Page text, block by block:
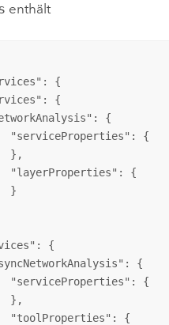
enthält
": {
": {
": {
"
serviceProperties": {
},
"
layerProperties": {
}
": {
": {
"
serviceProperties": {
},
"
toolProperties": {